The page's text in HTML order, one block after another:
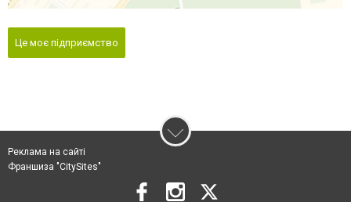
Це моє підприємство
Реклама на сайті
Франшиза "CitySites"